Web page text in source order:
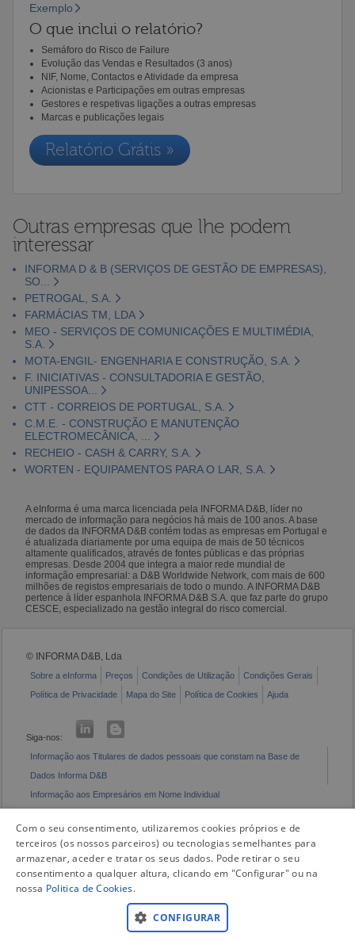
Exemplo
O que inclui o relatório?
Semáforo do Risco de Failure
Evolução das Vendas e Resultados (3 anos)
NIF, Nome, Contactos e Atividade da empresa
Acionistas e Participações em outras empresas
Gestores e respetivas ligações a outras empresas
Marcas e publicações legais
Relatório Grátis »
Outras empresas que lhe podem
interessar
INFORMA D & B (SERVIÇOS DE GESTÃO DE EMPRESAS),
SO...
PETROGAL, S.A.
FARMÁCIAS TM, LDA
MEO - SERVIÇOS DE COMUNICAÇÕES E MULTIMÉDIA,
S.A.
MOTA-ENGIL- ENGENHARIA E CONSTRUÇÃO, S.A.
F. INICIATIVAS - CONSULTADORIA E GESTÃO,
UNIPESSOA...
CTT - CORREIOS DE PORTUGAL, S.A.
C.M.E. - CONSTRUÇÃO E MANUTENÇÃO
ELECTROMECÂNICA, ...
RECHEIO - CASH & CARRY, S.A.
WORTEN - EQUIPAMENTOS PARA O LAR, S.A.
A eInforma é uma marca licenciada pela INFORMA D&B, líder no
mercado de informação para negócios há mais de 100 anos. A base
de dados da INFORMA D&B contém todas as empresas em Portugal e
é atualizada diariamente por uma equipa de mais de 50 técnicos
altamente qualificados, através de fontes públicas e das próprias
empresas. Desde 2004 que integra a maior rede mundial de
informação empresarial: a D&B Worldwide Network, com mais de 600
milhões de registos empresariais de todo o mundo. A INFORMA D&B
pertence à líder espanhola INFORMA D&B S.A. que faz parte do grupo
CESCE, especializado na gestão integral do risco comercial.
© INFORMA D&B, Lda
Sobre a eInforma Preços Condições de Utilização
Condições Gerais
Política de Privacidade
Mapa do Site Política de Cookies Ajuda
Siga-nos:
Informação aos Titulares de dados pessoais que constam na Base de
Dados Informa D&B
Informação aos Empresários em Nome Individual
Com o seu consentimento, utilizaremos cookies próprios e de
terceiros (os nossos parceiros) ou tecnologias semelhantes para
armazenar, aceder e tratar os seus dados. Pode retirar o seu
consentimento a qualquer altura, clicando em "Configurar" ou na
nossa Politica de Cookies.
CONFIGURAR